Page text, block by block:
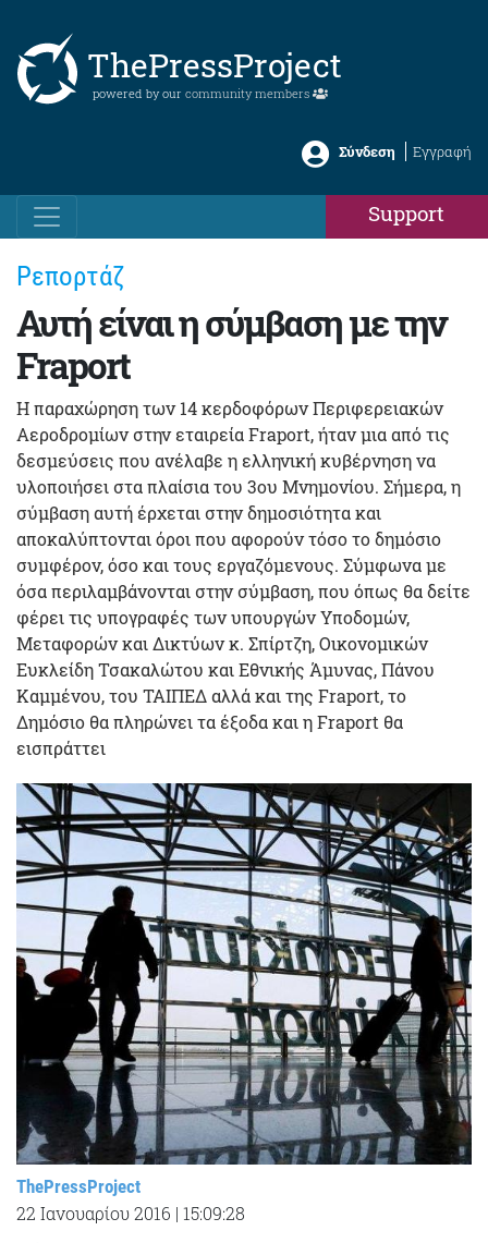
ThePressProject
powered by our community members
Σύνδεση Εγγραφή
Support
Ρεπορτάζ
Αυτή είναι η σύμβαση με την
Fraport
Η παραχώρηση των 14 κερδοφόρων Περιφερειακών
Αεροδρομίων στην εταιρεία Fraport, ήταν μια από τις
δεσμεύσεις που ανέλαβε η ελληνική κυβέρνηση να
υλοποιήσει στα πλαίσια του 3ου Μνημονίου. Σήμερα, η
σύμβαση αυτή έρχεται στην δημοσιότητα και
αποκαλύπτονται όροι που αφορούν τόσο το δημόσιο
συμφέρον, όσο και τους εργαζόμενους. Σύμφωνα με
όσα περιλαμβάνονται στην σύμβαση, που όπως θα δείτε
φέρει τις υπογραφές των υπουργών Υποδομών,
Μεταφορών και Δικτύων κ. Σπίρτζη, Οικονομικών
Ευκλείδη Τσακαλώτου και Εθνικής Άμυνας, Πάνου
Καμμένου, του ΤΑΙΠΕΔ αλλά και της Fraport, το
Δημόσιο θα πληρώνει τα έξοδα και η Fraport θα
εισπράττει
ThePressProject
22 Ιανουαρίου 2016 | 15:09:28